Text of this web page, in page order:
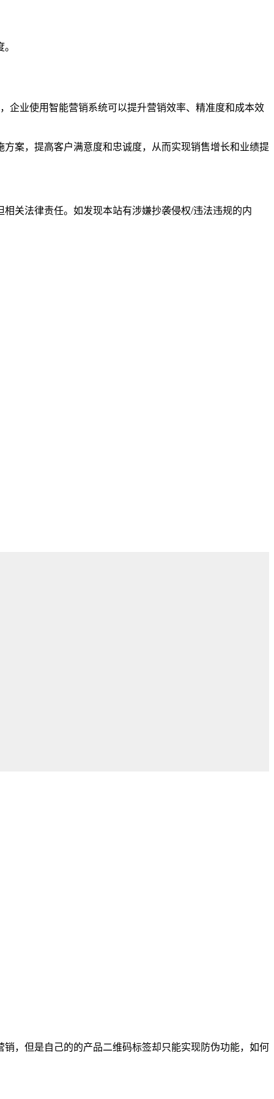
业使用智能营销系统可以提升营销效率、精准度和成本效
案，提高客户满意度和忠诚度，从而实现销售增长和业绩提
关法律责任。如发现本站有涉嫌抄袭侵权/违法违规的内
，但是自己的的产品二维码标签却只能实现防伪功能，如何